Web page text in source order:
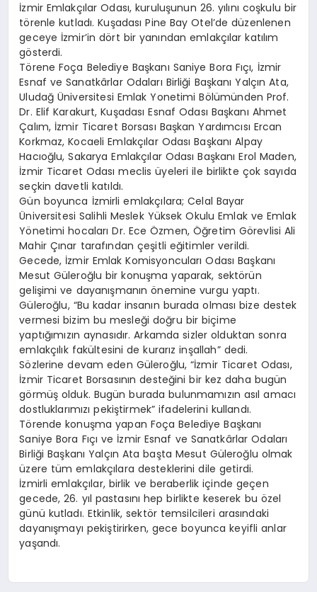
İzmir Emlakçılar Odası, kuruluşunun 26. yılını coşkulu bir
törenle kutladı. Kuşadası Pine Bay Otel’de düzenlenen
geceye İzmir’in dört bir yanından emlakçılar katılım
gösterdi.
Törene Foça Belediye Başkanı Saniye Bora Fıçı, İzmir
Esnaf ve Sanatkârlar Odaları Birliği Başkanı Yalçın Ata,
Uludağ Üniversitesi Emlak Yonetimi Bölümünden Prof.
Dr. Elif Karakurt, Kuşadası Esnaf Odası Başkanı Ahmet
Çalım, İzmir Ticaret Borsası Başkan Yardımcısı Ercan
Korkmaz, Kocaeli Emlakçılar Odası Başkanı Alpay
Hacıoğlu, Sakarya Emlakçılar Odası Başkanı Erol Maden,
İzmir Ticaret Odası meclis üyeleri ile birlikte çok sayıda
seçkin davetli katıldı.
Gün boyunca İzmirli emlakçılara; Celal Bayar
Üniversitesi Salihli Meslek Yüksek Okulu Emlak ve Emlak
Yönetimi hocaları Dr. Ece Özmen, Öğretim Görevlisi Ali
Mahir Çınar tarafından çeşitli eğitimler verildi.
Gecede, İzmir Emlak Komisyoncuları Odası Başkanı
Mesut Güleroğlu bir konuşma yaparak, sektörün
gelişimi ve dayanışmanın önemine vurgu yaptı.
Güleroğlu, “Bu kadar insanın burada olması bize destek
vermesi bizim bu mesleği doğru bir biçime
yaptığımızın aynasıdır. Arkamda sizler olduktan sonra
emlakçılık fakültesini de kurarız inşallah” dedi.
Sözlerine devam eden Güleroğlu, “İzmir Ticaret Odası,
İzmir Ticaret Borsasının desteğini bir kez daha bugün
görmüş olduk. Bugün burada bulunmamızın asıl amacı
dostluklarımızı pekiştirmek” ifadelerini kullandı.
Törende konuşma yapan Foça Belediye Başkanı
Saniye Bora Fıçı ve İzmir Esnaf ve Sanatkârlar Odaları
Birliği Başkanı Yalçın Ata başta Mesut Güleroğlu olmak
üzere tüm emlakçılara desteklerini dile getirdi.
İzmirli emlakçılar, birlik ve beraberlik içinde geçen
gecede, 26. yıl pastasını hep birlikte keserek bu özel
günü kutladı. Etkinlik, sektör temsilcileri arasındaki
dayanışmayı pekiştirirken, gece boyunca keyifli anlar
yaşandı.